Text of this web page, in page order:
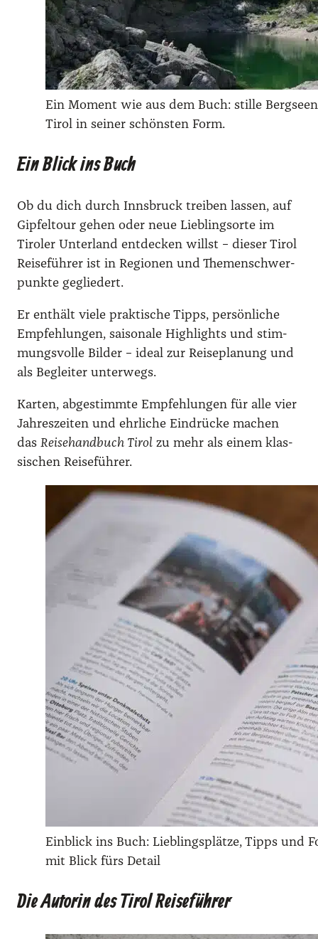
Ein Moment wie aus dem Buch: stil­le
Tirol in sei­ner schöns­ten Form.
Ein Blick ins Buch
Ob du dich durch Inns­bruck trei­ben las­sen, auf
Gip­fel­tour gehen oder neue Lieb­lings­or­te im
Tiro­ler Unter­land ent­de­cken willst – die­ser Tirol
Rei­se­füh­rer ist in Regio­nen und The­men­schwer­
punk­te geglie­dert.
Er ent­hält vie­le prak­ti­sche Tipps, per­sön­li­che
Emp­feh­lun­gen, sai­so­na­le High­lights und stim­
mungs­vol­le Bil­der – ide­al zur Rei­se­pla­nung und
als Beglei­ter unter­wegs.
Kar­ten, abge­stimm­te Emp­feh­lun­gen für alle vier
Jah­res­zei­ten und ehr­li­che Ein­drü­cke machen
das Rei­se­hand­buch Tirol zu mehr als einem klas­
si­schen Rei­se­füh­rer.
Ein­blick ins Buch: Lieb­lings­plät­ze, Tipps und
mit Blick fürs Detail
Die Autorin des Tirol Reiseführer